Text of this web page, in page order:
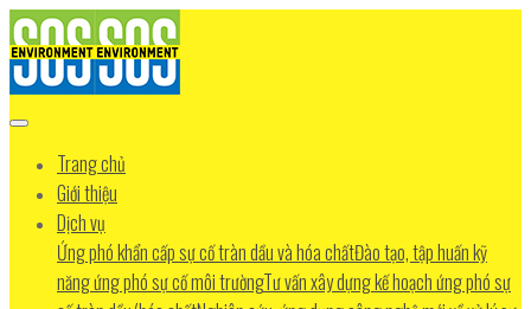
Trang chủ
Giới thiệu
Dịch vụ
Ứng phó khẩn cấp sự cố tràn dầu và hóa chấtĐào tạo, tập huấn kỹ
năng ứng phó sự cố môi trườngTư vấn xây dựng kế hoạch ứng phó sự